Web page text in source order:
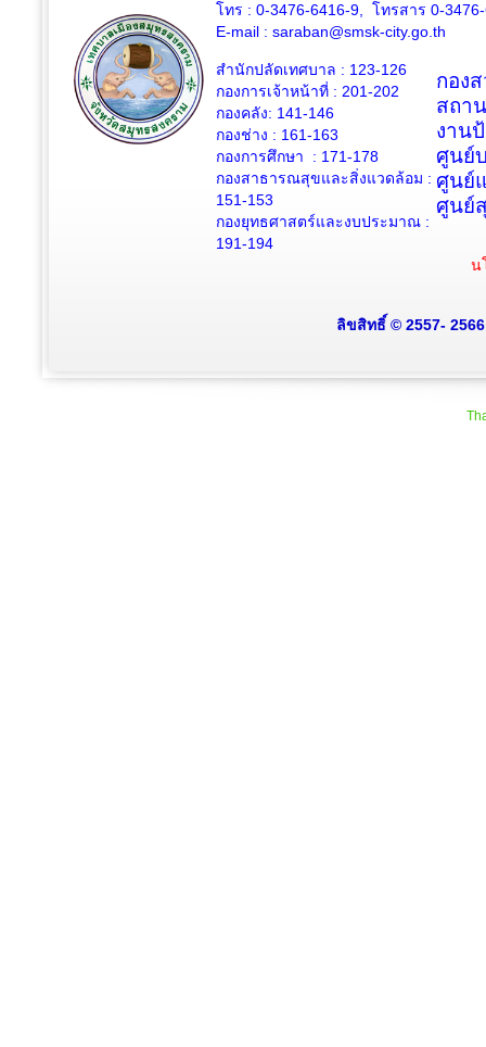
โทร : 0-3476-6416-9, โทรสาร 0-
E-mail : saraban@smsk-city.go.th
สำนักปลัดเทศบาล : 123-126
กองการเจ้าหน้าที่ : 201-202
กองคลัง: 141-146
กองช่าง : 161-163
กองการศึกษา : 171-178
กองสาธารณสุขและสิ่งแวดล้อม :
151-153
กองยุทธศาสตร์และงบประมาณ :
191-194
กอง
สถา
งาน
ศูนย์
ศูนย์
ศูนย์
น
ลิขสิทธิ์ © 2557-